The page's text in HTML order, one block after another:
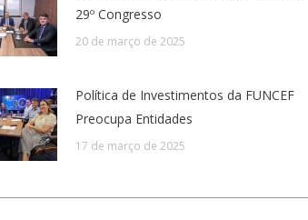
29º Congresso
20 de março de 2025
Política de Investimentos da FUNCEF
Preocupa Entidades
17 de março de 2025